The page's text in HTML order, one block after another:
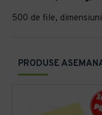
PRODUSE
500 de file,